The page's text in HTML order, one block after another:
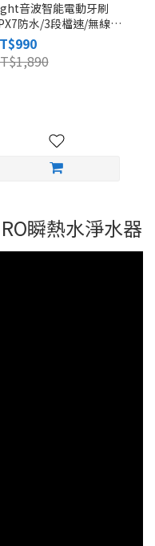
音波智能電動牙刷
防水/3段檔速/無線充
鋁合金輕巧52g/美國杜
刷頭2入/P315)
瞬熱水淨水器